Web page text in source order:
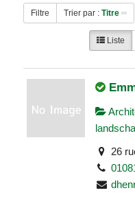
Filtre Trier par : Titre
Liste
26